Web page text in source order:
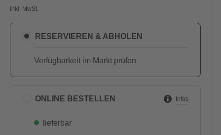
Inkl. MwSt.
RESERVIEREN & ABHOLEN
Verfügbarkeit im Markt prüfen
ONLINE BESTELLEN Infos
lieferbar